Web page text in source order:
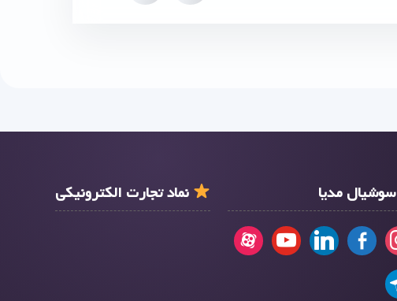
سوشیال مدیا نماد تجارت الکترونیکی